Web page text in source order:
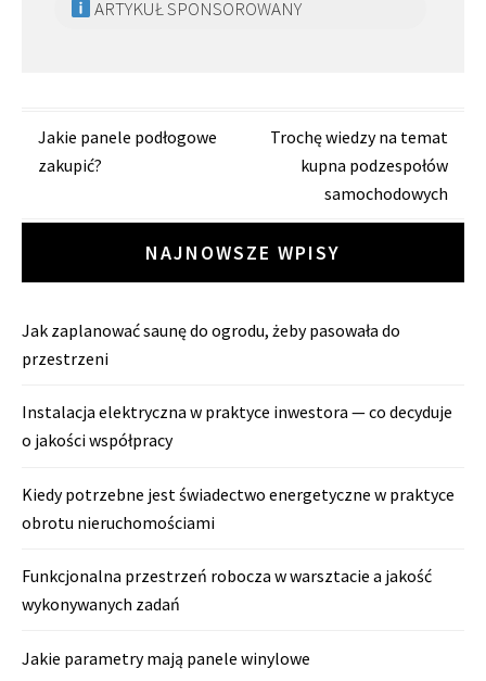
ARTYKUŁ SPONSOROWANY
Zobacz
wpisy
Jakie panele podłogowe
zakupić?
Trochę wiedzy na temat
kupna podzespołów
samochodowych
NAJNOWSZE WPISY
Jak zaplanować saunę do ogrodu, żeby pasowała do
przestrzeni
Instalacja elektryczna w praktyce inwestora — co decyduje
o jakości współpracy
Kiedy potrzebne jest świadectwo energetyczne w praktyce
obrotu nieruchomościami
Funkcjonalna przestrzeń robocza w warsztacie a jakość
wykonywanych zadań
Jakie parametry mają panele winylowe